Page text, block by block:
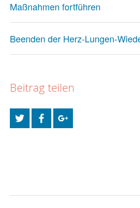
Maßnahmen fortführen
Beenden der Herz-Lungen-
Beitrag teilen